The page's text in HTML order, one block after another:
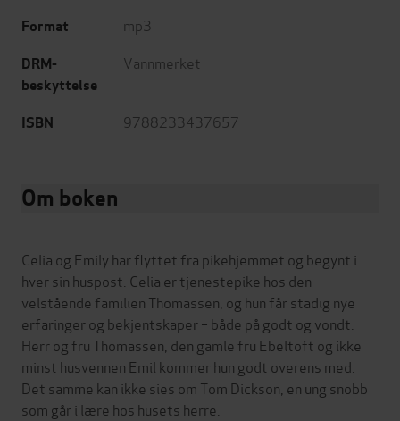
Format mp3
DRM-
beskyttelse
Vannmerket
ISBN 9788233437657
Om boken
Celia og Emily har flyttet fra pikehjemmet og begynt i
hver sin huspost. Celia er tjenestepike hos den
velstående familien Thomassen, og hun får stadig nye
erfaringer og bekjentskaper – både på godt og vondt.
Herr og fru Thomassen, den gamle fru Ebeltoft og ikke
minst husvennen Emil kommer hun godt overens med.
Det samme kan ikke sies om Tom Dickson, en ung snobb
som går i lære hos husets herre.